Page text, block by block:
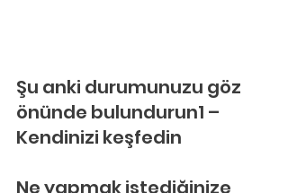
Şu anki durumunuzu göz
önünde bulundurun1 –
Kendinizi keşfedin
Ne yapmak istediğinize